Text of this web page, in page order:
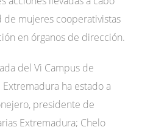
mujeres cooperativistas
en órganos de dirección.
del Vi Campus de
ha estado a
presidente de
Extremadura; Chelo